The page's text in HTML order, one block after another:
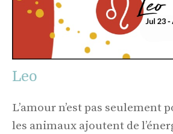
Leo
L’amour n’est pas seulement
les animaux ajoutent de